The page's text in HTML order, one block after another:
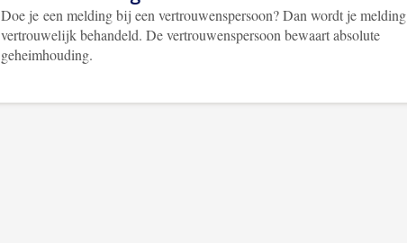
Doe je een melding bij een vertrouwenspersoon? Dan wordt je melding
vertrouwelijk behandeld. De vertrouwenspersoon bewaart absolute
geheimhouding.